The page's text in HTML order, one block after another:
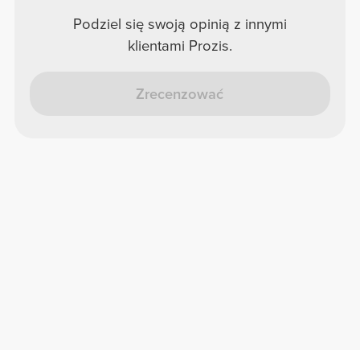
Podziel się swoją opinią z innymi
klientami Prozis.
Zrecenzować